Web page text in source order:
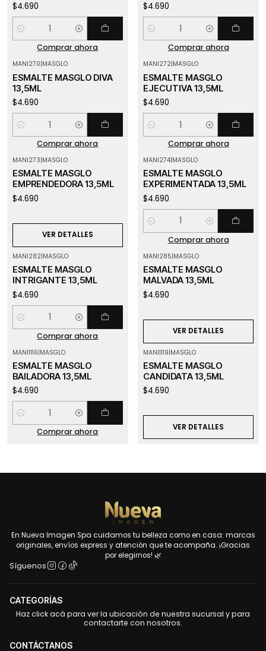
$4.690
Cantidad
Comprar ahora
$4.690
Cantidad
Comprar ahora
MANI270|MASGLO
ESMALTE MASGLO DIVA
13,5ML
$4.690
Cantidad
Comprar ahora
MANI272|MASGLO
ESMALTE MASGLO
EJECUTIVA 13,5ML
$4.690
Cantidad
Comprar ahora
MANI273|MASGLO
ESMALTE MASGLO
EMPRENDEDORA 13,5ML
$4.690
VER DETALLES
MANI274|MASGLO
ESMALTE MASGLO
EXPERIMENTADA 13,5ML
$4.690
Cantidad
Comprar ahora
MANI282|MASGLO
ESMALTE MASGLO
INTRIGANTE 13,5ML
$4.690
Cantidad
Comprar ahora
MANI285|MASGLO
ESMALTE MASGLO
MALVADA 13,5ML
$4.690
VER DETALLES
MANI1116|MASGLO
ESMALTE MASGLO
BAILADORA 13,5ML
$4.690
Cantidad
Comprar ahora
MANI1119|MASGLO
ESMALTE MASGLO
CANDIDATA 13,5ML
$4.690
VER DETALLES
En Nueva Imagen Spa cuidamos tu belleza como en casa: marcas
originales, envíos express y atención que te acompaña. ¡Gracias
por elegirnos! 🌿
Síguenos
CATEGORÍAS
Haz click acá para ver la ubicación de nuestra sucursal y para
contactarte con nosotros.
CONTÁCTANOS